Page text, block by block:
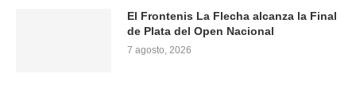
El Frontenis La Flecha alcanza la Final
de Plata del Open Nacional
7 agosto, 2026